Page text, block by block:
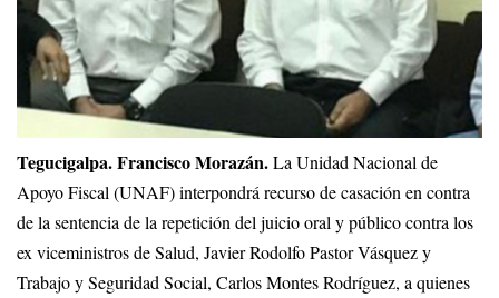
Tegucigalpa. Francisco Morazán.La Unidad Nacional de
Apoyo Fiscal (UNAF) interpondrá recurso de casación en contra
de la sentencia de la repetición del juicio oral y público contra los
ex viceministros de Salud, Javier Rodolfo Pastor Vásquez y
Trabajo y Seguridad Social, Carlos Montes Rodríguez, a quienes